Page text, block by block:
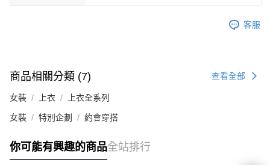
客服
商品相關分類 (7) 查看全部
女裝 上衣 上衣全系列
女裝 特別企劃 約會穿搭
你可能有興趣的商品全站排行